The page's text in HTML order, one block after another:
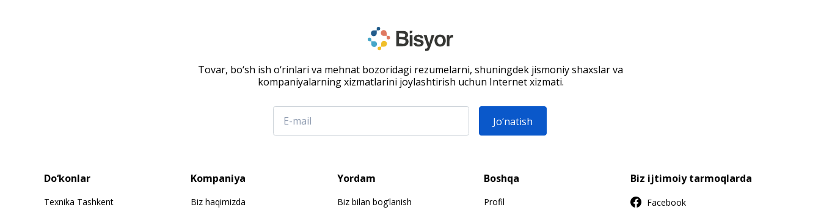
Tovar, bo‘sh ish o‘rinlari va mehnat bozoridagi rezumelarni, shuningdek jismoniy shaxslar va
kompaniyalarning xizmatlarini joylashtirish uchun Internet xizmati.
Jo‘natish
Do‘konlar
Texnika Tashkent
Kompaniya
Biz haqimizda
Yordam
Biz bilan bog‘lanish
Boshqa
Profil
Biz ijtimoiy tarmoqlarda
Facebook